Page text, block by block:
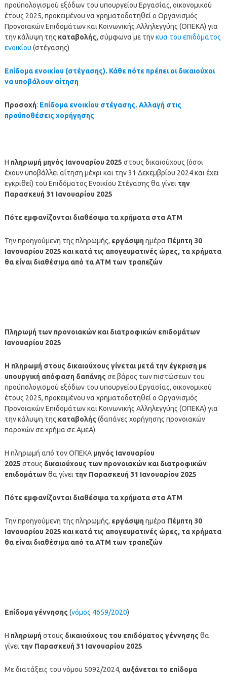
προϋπολογισμού εξόδων του υπουργείου Εργασίας, οικονομικού
έτους 2025, προκειμένου να χρηματοδοτηθεί ο Οργανισμός
Προνοιακών Επιδομάτων και Κοινωνικής Αλληλεγγύης (ΟΠΕΚΑ) για
την κάλυψη της καταβολής, σύμφωνα με τηνκυα του επιδόματος
ενοικίου (στέγασης)
Επίδομα ενοικίου (στέγασης). Κάθε πότε πρέπει οι δικαιούχοι
να υποβάλουν αίτηση
Προσοχή: Επίδομα ενοικίου στέγασης. Αλλαγή στις
προϋποθέσεις χορήγησης
Η πληρωμή μηνός Ιανουαρίου2025 στους δικαιούχους (όσοι
έχουν υποβάλλει αίτηση μέχρι και την 31 Δεκεμβρίου 2024 και έχει
εγκριθεί) του Επιδόματος Ενοικίου Στέγασης θα γίνει την
Παρασκευή 31 Ιανουαρίου 2025
Πότε εμφανίζονται διαθέσιμα τα χρήματα στα ΑΤΜ
Την προηγούμενη της πληρωμής, εργάσιμηημέρα Πέμπτη 30
Ιανουαρίου 2025 και κατά τις απογευματινές ώρες, τα χρήματα
θα είναι διαθέσιμα από τα ΑΤΜ των τραπεζών
Πληρωμή των προνοιακών και διατροφικών επιδομάτων
Ιανουαρίου2025
Η πληρωμή στους δικαιούχους γίνεται μετά την έγκριση με
υπουργική απόφαση δαπάνης σε βάρος των πιστώσεων του
προϋπολογισμού εξόδων του υπουργείου Εργασίας, οικονομικού
έτους 2025, προκειμένου να χρηματοδοτηθεί ο Οργανισμός
Προνοιακών Επιδομάτων και Κοινωνικής Αλληλεγγύης (ΟΠΕΚΑ) για
την κάλυψη της καταβολής (δαπάνες χορήγησης προνοιακών
παροχών σε χρήμα σε ΑμεΑ)
Η πληρωμή από τον ΟΠΕΚΑμηνός Ιανουαρίου
2025 στους δικαιούχους των προνοιακών και διατροφικών
επιδομάτωνθα γίνει την Παρασκευή 31 Ιανουαρίου 2025
Πότε εμφανίζονται διαθέσιμα τα χρήματα στα ΑΤΜ
Την προηγούμενη της πληρωμής, εργάσιμηημέρα Πέμπτη 30
Ιανουαρίου 2025 και κατά τις απογευματινές ώρες, τα χρήματα
θα είναι διαθέσιμα από τα ΑΤΜ των τραπεζών
Επίδομα γέννησης (νόμος 4659/2020)
Η πληρωμήστους δικαιούχους του επιδόματος γέννησης θα
γίνει την Παρασκευή 31 Ιανουαρίου 2025
Με διατάξεις του νόμου 5092/2024, αυξάνεται το επίδομα